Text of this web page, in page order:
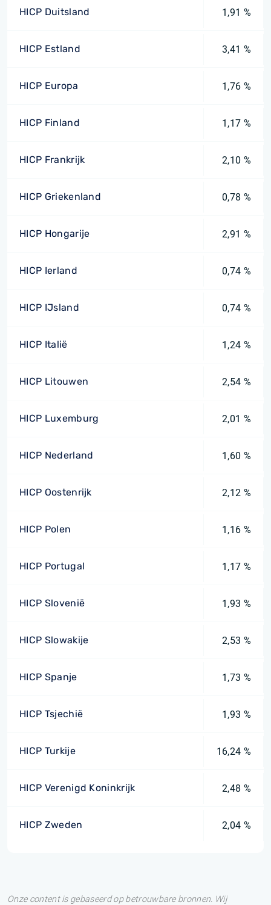
HICP Duitsland 1,91 %
HICP Estland 3,41 %
HICP Europa 1,76 %
HICP Finland 1,17 %
HICP Frankrijk 2,10 %
HICP Griekenland 0,78 %
HICP Hongarije 2,91 %
HICP Ierland 0,74 %
HICP IJsland 0,74 %
HICP Italië 1,24 %
HICP Litouwen 2,54 %
HICP Luxemburg 2,01 %
HICP Nederland 1,60 %
HICP Oostenrijk 2,12 %
HICP Polen 1,16 %
HICP Portugal 1,17 %
HICP Slovenië 1,93 %
HICP Slowakije 2,53 %
HICP Spanje 1,73 %
HICP Tsjechië 1,93 %
HICP Turkije 16,24 %
HICP Verenigd Koninkrijk 2,48 %
HICP Zweden 2,04 %
Onze content is gebaseerd op betrouwbare bronnen. Wij